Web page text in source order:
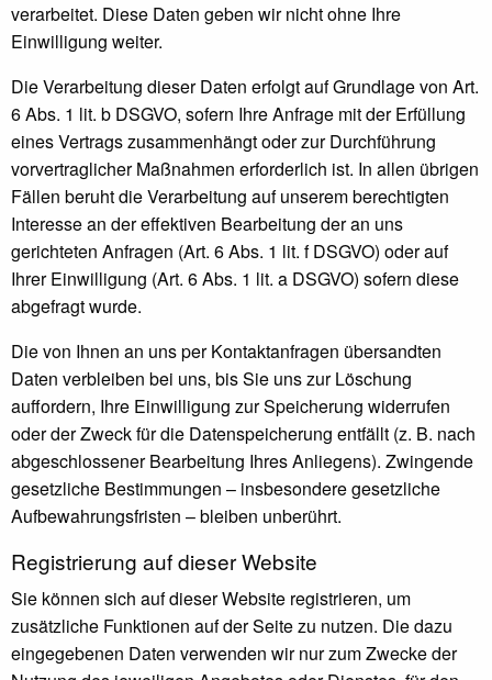
verarbeitet. Diese Daten geben wir nicht ohne Ihre
Einwilligung weiter.
Die Verarbeitung dieser Daten erfolgt auf Grundlage von Art.
6 Abs. 1 lit. b DSGVO, sofern Ihre Anfrage mit der Erfüllung
eines Vertrags zusammenhängt oder zur Durchführung
vorvertraglicher Maßnahmen erforderlich ist. In allen übrigen
Fällen beruht die Verarbeitung auf unserem berechtigten
Interesse an der effektiven Bearbeitung der an uns
gerichteten Anfragen (Art. 6 Abs. 1 lit. f DSGVO) oder auf
Ihrer Einwilligung (Art. 6 Abs. 1 lit. a DSGVO) sofern diese
abgefragt wurde.
Die von Ihnen an uns per Kontaktanfragen übersandten
Daten verbleiben bei uns, bis Sie uns zur Löschung
auffordern, Ihre Einwilligung zur Speicherung widerrufen
oder der Zweck für die Datenspeicherung entfällt (z. B. nach
abgeschlossener Bearbeitung Ihres Anliegens). Zwingende
gesetzliche Bestimmungen – insbesondere gesetzliche
Aufbewahrungsfristen – bleiben unberührt.
Registrierung auf dieser Website
Sie können sich auf dieser Website registrieren, um
zusätzliche Funktionen auf der Seite zu nutzen. Die dazu
eingegebenen Daten verwenden wir nur zum Zwecke der